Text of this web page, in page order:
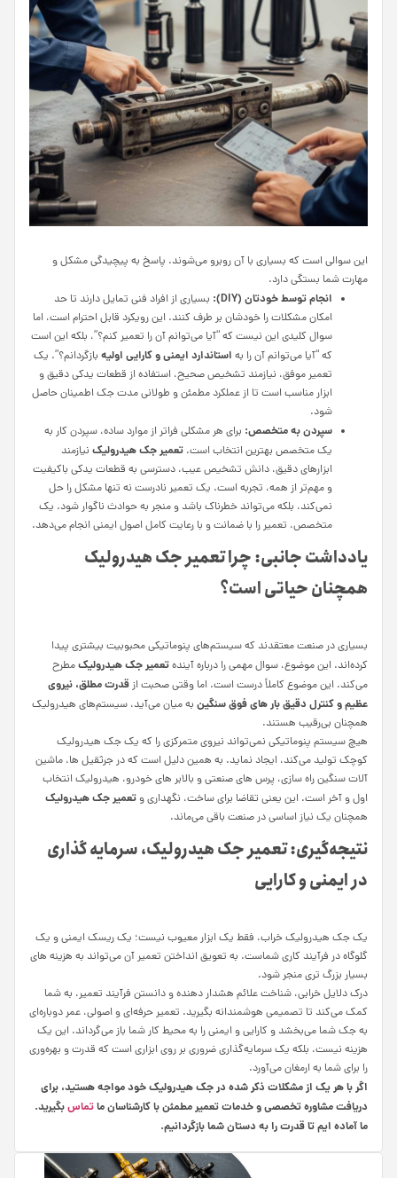
این سوالی است که بسیاری با آن روبرو می‌شوند. پاسخ به پیچیدگی مشکل و
مهارت شما بستگی دارد.
انجام توسط خودتان (DIY):
بسیاری از افراد فنی تمایل دارند تا حد
امکان مشکلات را خودشان بر طرف کنند. این رویکرد قابل احترام است، اما
سوال کلیدی این نیست که “آیا می‌توانم آن را تعمیر کنم؟”، بلکه این است
که “آیا می‌توانم آن را به استاندارد ایمنی و کارایی اولیه بازگردانم؟”. یک
تعمیر موفق، نیازمند تشخیص صحیح، استفاده از قطعات یدکی دقیق و
ابزار مناسب است تا از عملکرد مطمئن و طولانی‌ مدت جک اطمینان حاصل
شود.
سپردن به متخصص: برای هر مشکلی فراتر از موارد ساده، سپردن کار به
یک متخصص بهترین انتخاب است. تعمیر جک هیدرولیک نیازمند
ابزارهای دقیق، دانش تشخیص عیب، دسترسی به قطعات یدکی باکیفیت
و مهم‌تر از همه، تجربه است. یک تعمیر نادرست نه تنها مشکل را حل
نمی‌کند، بلکه می‌تواند خطرناک باشد و منجر به حوادث ناگوار شود. یک
متخصص، تعمیر را با ضمانت و با رعایت کامل اصول ایمنی انجام می‌دهد.
یادداشت جانبی: چرا تعمیر جک هیدرولیک
همچنان حیاتی است؟
بسیاری در صنعت معتقدند که سیستم‌های پنوماتیکی محبوبیت بیشتری پیدا
کرده‌اند. این موضوع، سوال مهمی را درباره آیندهتعمیر جک هیدرولیکمطرح
می‌کند. این موضوع کاملاً درست است. اما وقتی صحبت ازقدرت مطلق، نیروی
عظیم و کنترل دقیق بار های فوق سنگین به میان می‌آید، سیستم‌های هیدرولیک
همچنان بی‌رقیب هستند.
هیچ سیستم پنوماتیکی نمی‌تواند نیروی متمرکزی را که یک جک هیدرولیک
کوچک تولید می‌کند، ایجاد نماید. به همین دلیل است که در جرثقیل‌ ها، ماشین‌
آلات سنگین راه‌ سازی، پرس‌ های صنعتی و بالابر های خودرو، هیدرولیک انتخاب
اول و آخر است. این یعنی تقاضا برای ساخت، نگهداری وتعمیر جک هیدرولیک
همچنان یک نیاز اساسی در صنعت باقی می‌ماند.
نتیجه‌گیری: تعمیر جک هیدرولیک، سرمایه‌ گذاری
در ایمنی و کارایی
یک جک هیدرولیک خراب، فقط یک ابزار معیوب نیست؛ یک ریسک ایمنی و یک
گلوگاه در فرآیند کاری شماست. به تعویق انداختن تعمیر آن می‌تواند به هزینه‌ های
بسیار بزرگ‌ تری منجر شود.
درک دلایل خرابی، شناخت علائم هشدار دهنده و دانستن فرآیند تعمیر، به شما
کمک می‌کند تا تصمیمی هوشمندانه بگیرید. تعمیر حرفه‌ای و اصولی، عمر دوباره‌ای
به جک شما می‌بخشد و کارایی و ایمنی را به محیط کار شما باز می‌گرداند. این یک
هزینه نیست، بلکه یک سرمایه‌گذاری ضروری بر روی ابزاری است که قدرت و بهره‌وری
را برای شما به ارمغان می‌آورد.
اگر با هر یک از مشکلات ذکر شده در جک هیدرولیک خود مواجه هستید، برای
دریافت مشاوره تخصصی و خدمات تعمیر مطمئن با کارشناسان ماتماسبگیرید.
ما آماده‌ ایم تا قدرت را به دستان شما بازگردانیم.